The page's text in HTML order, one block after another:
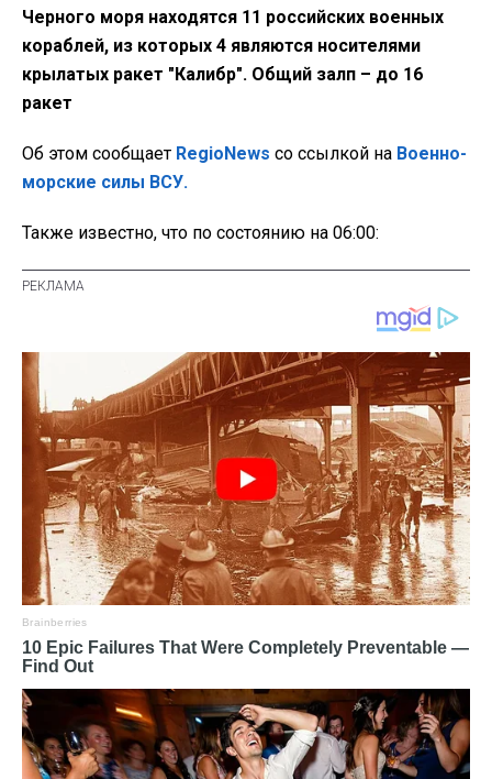
Черного моря находятся 11 российских военных
кораблей, из которых 4 являются носителями
крылатых ракет "Калибр". Общий залп – до 16
ракет
Об этом сообщает RegioNews со ссылкой на Военно-
морские силы ВСУ.
Также известно, что по состоянию на 06:00: